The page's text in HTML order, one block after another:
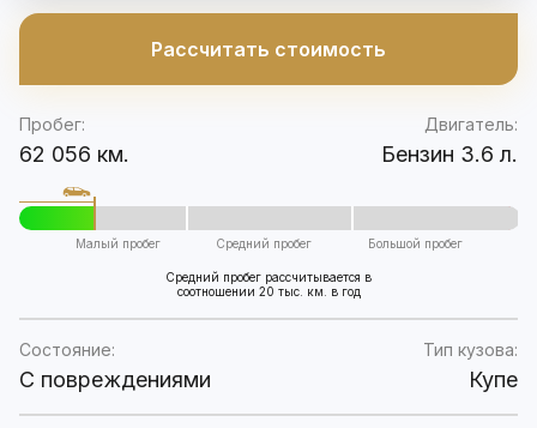
Рассчитать стоимость
Пробег:
62 056 км.
Двигатель:
Бензин 3.6 л.
Малый пробег Средний пробег Большой пробег
Средний пробег рассчитывается в
соотношении 20 тыс. км. в год
Состояние:
C повреждениями
Тип кузова:
Купе